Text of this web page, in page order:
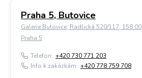
Praha 5, Butovice
Galerie Butovice, Radlická 520/117, 158 00
Praha 5
Telefon: +420 730 771 203
Info k zakázkám: +420 778 759 708